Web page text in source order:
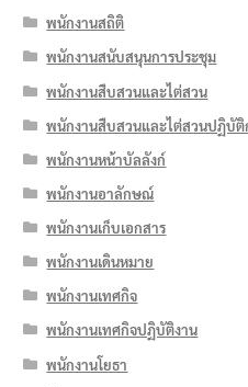
พนักงานสถิติ
พนักงานสนับสนุนการประชุม
พนักงานสืบสวนและไต่สวน
พนักงานสืบสวนและไต่สวนปฏิบัติ
พนักงานหน้าบัลลังก์
พนักงานอาลักษณ์
พนักงานเก็บเอกสาร
พนักงานเดินหมาย
พนักงานเทศกิจ
พนักงานเทศกิจปฏิบัติงาน
พนักงานโยธา